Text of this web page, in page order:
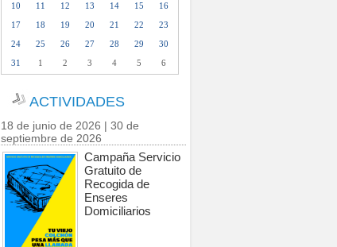
10 11 12 13 14 15
16
17
18 19 20 21 22
23
24
25 26 27 28 29
30
31
1 2 3 4 5 6
ACTIVIDADES
18 de junio de 2026 | 30 de
septiembre de 2026
Campaña Servicio
Gratuito de
Recogida de
Enseres
Domiciliarios